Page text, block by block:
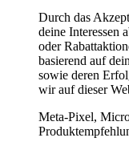
Durch das
deine Interessen
oder
basierend auf
sowie deren
wir auf dieser
Meta-Pixel,